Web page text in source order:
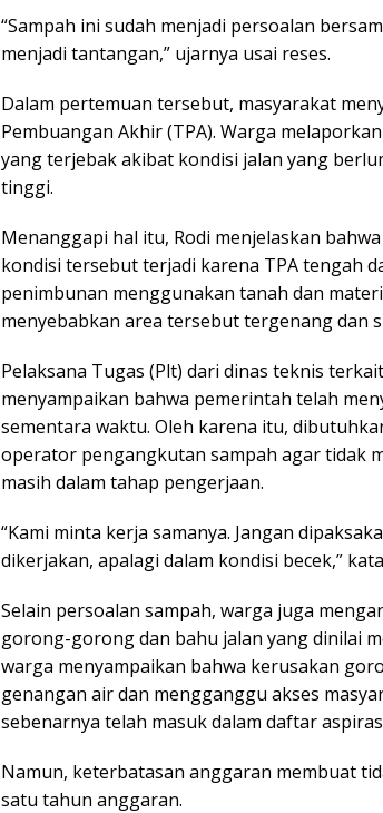
“Sampah ini sudah menjadi persoalan
menjadi tantangan,” ujarnya usai reses.‎‎
Dalam pertemuan tersebut, masyarakat
Pembuangan Akhir (TPA). Warga
yang terjebak akibat kondisi jalan yang
tinggi.‎‎
Menanggapi hal itu, Rodi menjelaskan
kondisi tersebut terjadi karena TPA tengah
penimbunan menggunakan tanah dan
menyebabkan area tersebut tergenang dan
Pelaksana Tugas (Plt) dari dinas teknis
menyampaikan bahwa pemerintah telah
sementara waktu. Oleh karena itu,
operator pengangkutan sampah agar tidak
masih dalam tahap pengerjaan.‎‎
“Kami minta kerja samanya. Jangan
dikerjakan, apalagi dalam kondisi becek,”
Selain persoalan sampah, warga juga
gorong-gorong dan bahu jalan yang dinilai
warga menyampaikan bahwa kerusakan
genangan air dan mengganggu akses
sebenarnya telah masuk dalam daftar
Namun, keterbatasan anggaran membuat
satu tahun anggaran.‎‎